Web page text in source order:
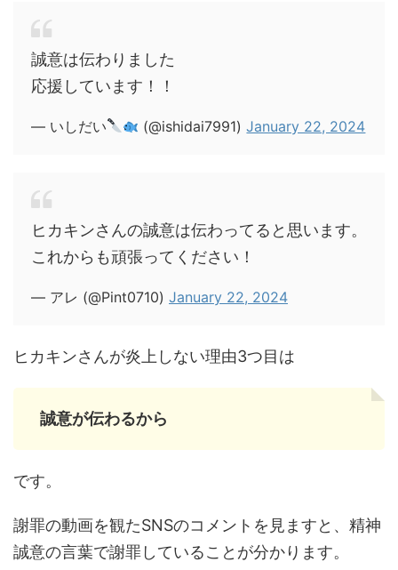
誠意は伝わりました
応援しています！！
— いしだい (@ishidai7991)January 22, 2024
ヒカキンさんの誠意は伝わってると思います。
これからも頑張ってください！
— アレ (@Pint0710) January 22, 2024
ヒカキンさんが炎上しない理由3つ目は
誠意が伝わるから
です。
謝罪の動画を観たSNSのコメントを見ますと、精神
誠意の言葉で謝罪していることが分かります。